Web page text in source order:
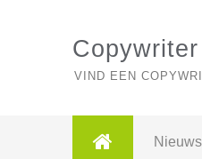
Copywriter
VIND EEN
Nieuws